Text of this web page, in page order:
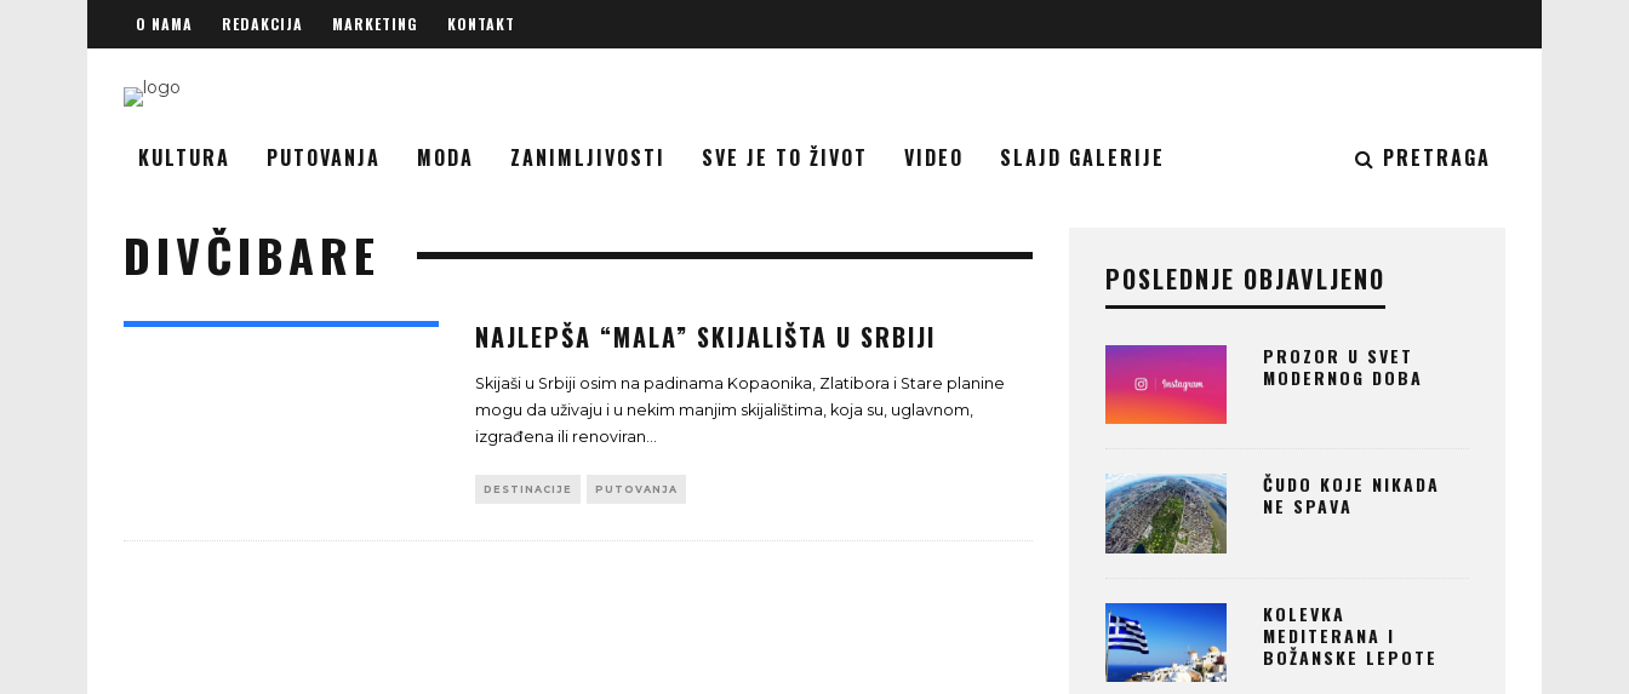
O NAMA REDAKCIJA MARKETING KONTAKT
KULTURA PUTOVANJA MODA ZANIMLJIVOSTI SVE JE TO ŽIVOT VIDEO SLAJD GALERIJE PRETRAGA
DIVČIBARE
NAJLEPŠA “MALA” SKIJALIŠTA U SRBIJI
Skijaši u Srbiji osim na padinama Kopaonika, Zlatibora i Stare planine
mogu da uživaju i u nekim manjim skijalištima, koja su, uglavnom,
izgrađena ili renoviran...
DESTINACIJE PUTOVANJA
POSLEDNJE OBJAVLJENO
PROZOR U SVET
MODERNOG DOBA
ČUDO KOJE NIKADA
NE SPAVA
KOLEVKA
MEDITERANA I
BOŽANSKE LEPOTE